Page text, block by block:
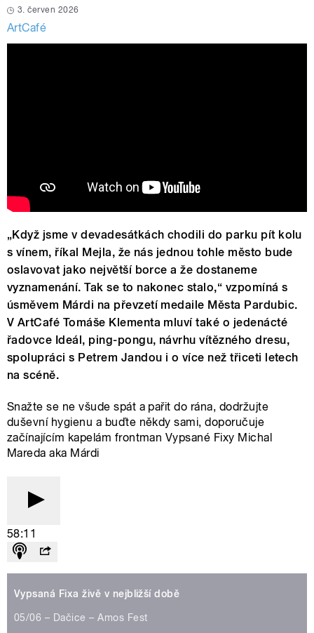
3. červen 2026
ArtCafé
„Když jsme v devadesátkách chodili do parku pít kolu
s vínem, říkal Mejla, že nás jednou tohle město bude
oslavovat jako největší borce a že dostaneme
vyznamenání. Tak se to nakonec stalo,“ vzpomíná s
úsměvem Márdi na převzetí medaile Města Pardubic.
V ArtCafé Tomáše Klementa mluví také o jedenácté
řadovce Ideál, ping-pongu, návrhu vítězného dresu,
spolupráci s Petrem Jandou i o více než třiceti letech
na scéně.
Snažte se ne všude spát a pařit do rána, dodržujte
duševní hygienu a buďte někdy sami, doporučuje
začínajícím kapelám frontman Vypsané Fixy Michal
Mareda aka Márdi
58:11
Vypsaná Fixa živě v nejbližší době
05/06 – Dačice – Amos Fest